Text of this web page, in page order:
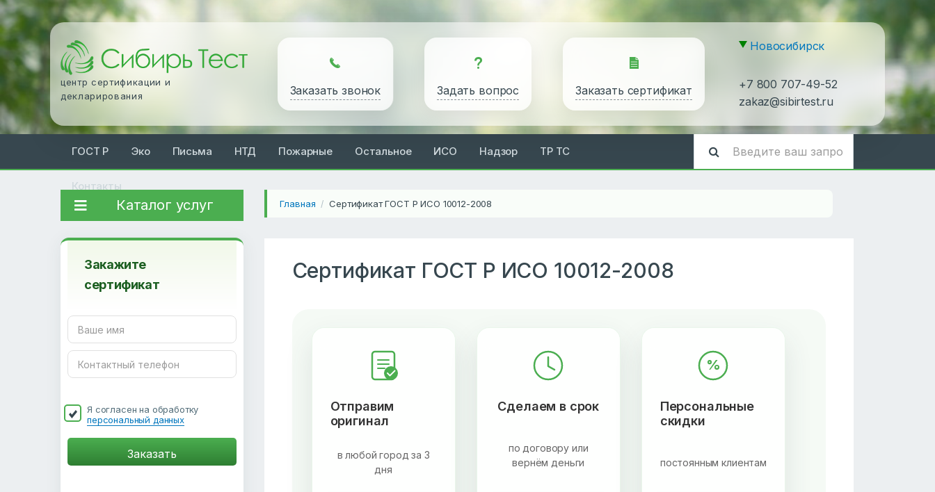
центр сертификации и
декларирования
Заказать звонок Задать вопрос Заказать сертификат
Новосибирск
+7 800 707-49-52
zakaz@sibirtest.ru
ГОСТ Р Эко Письма НТД Пожарные Остальное ИСО Надзор ТР ТС
Контакты
Каталог услуг
Закажите
сертификат
Я согласен на обработку
персональный данных
Главная / Сертификат ГОСТ Р ИСО 10012-2008
Сертификат ГОСТ Р ИСО 10012-2008
Отправим
оригинал
в любой город за 3
дня
Сделаем в срок
по договору или
вернём деньги
%
Персональные
скидки
постоянным клиентам